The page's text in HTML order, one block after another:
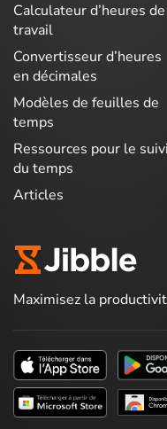
Calculateur d’heures de
travail
Convertisseur d’heures
en décimales
Modèles de feuilles de
temps
Ressources pour le suivi
du temps
Articles
Maximisez la